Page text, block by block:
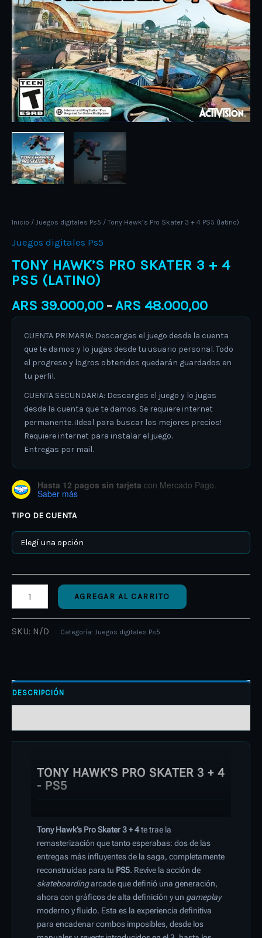
Inicio / Juegos digitales Ps5 / Tony Hawk’s Pro Skater 3 + 4 PS5 (latino)
Juegos digitales Ps5
TONY HAWK’S PRO SKATER 3 + 4
PS5 (LATINO)
ARS 39.000,00 –ARS 48.000,00
CUENTA PRIMARIA: Descargas el juego desde la cuenta
que te damos y lo jugas desde tu usuario personal. Todo
el progreso y logros obtenidos quedarán guardados en
tu perfil.
CUENTA SECUNDARIA: Descargas el juego y lo jugas
desde la cuenta que te damos. Se requiere internet
permanente. ¡Ideal para buscar los mejores precios!
Requiere internet para instalar el juego.
Entregas por mail.
Hasta 12 pagos sin tarjeta con Mercado Pago.
Saber más
TIPO DE CUENTA
AGREGAR AL CARRITO
SKU: N/D Categoría: Juegos digitales Ps5
DESCRIPCIÓN
TONY HAWK'S PRO SKATER 3 + 4
- PS5
Tony Hawk’s Pro Skater 3 + 4te trae la
remasterización que tanto esperabas: dos de las
entregas más influyentes de la saga, completamente
reconstruidas para tu PS5. Revive la acción de
skateboardingarcade que definió una generación,
ahora con gráficos de alta definición y un gameplay
moderno y fluido. Esta es la experiencia definitiva
para encadenar combos imposibles, desde los